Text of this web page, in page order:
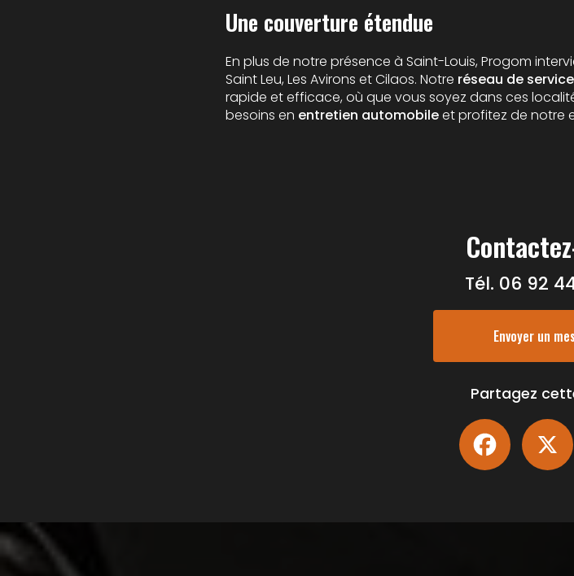
Une couverture étendue
En plus de notre présence à Saint-Louis, Progom
Saint Leu, Les Avirons et Cilaos. Notre réseau de
rapide et efficace, où que vous soyez dans ces
besoins en entretien automobileet profitez de notre
Tél. 06 92
Envoyer un
Partagez
Facebook